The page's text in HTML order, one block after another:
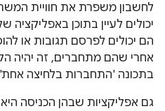
לחשבון משפרת את חוויית
יכולים לעיין בתוכן
הם יכולים לפרסם תגובות או
אחרי שהם מתחברים, זה יהיה
בתכונה 'התחברות בלחיצה
גם אפליקציות שבהן הכניסה